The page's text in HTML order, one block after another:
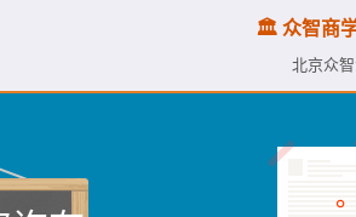
🏛️ 众智商
北京众